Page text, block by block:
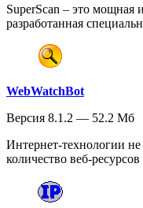
SuperScan – это мощная
разработанная
WebWatchBot
Версия 8.1.2 — 52.2 Мб
Интернет-технологии
количество веб-